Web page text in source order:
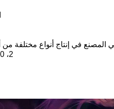
2، 3500م2 مصنع، 25 خط إنتاج و50 عامل ماهر